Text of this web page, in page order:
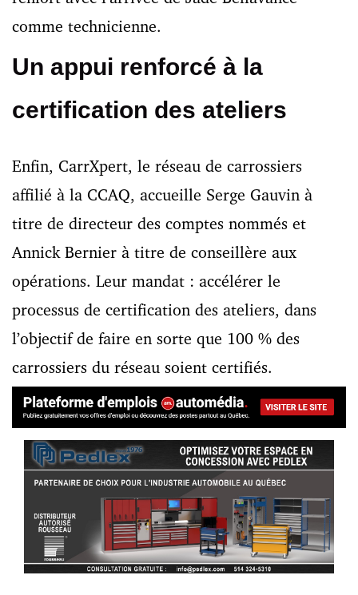
comme technicienne.
Un appui renforcé à la
certification des ateliers
Enfin, CarrXpert, le réseau de carrossiers
affilié à la CCAQ, accueille Serge Gauvin à
titre de directeur des comptes nommés et
Annick Bernier à titre de conseillère aux
opérations. Leur mandat : accélérer le
processus de certification des ateliers, dans
l’objectif de faire en sorte que 100 % des
carrossiers du réseau soient certifiés.